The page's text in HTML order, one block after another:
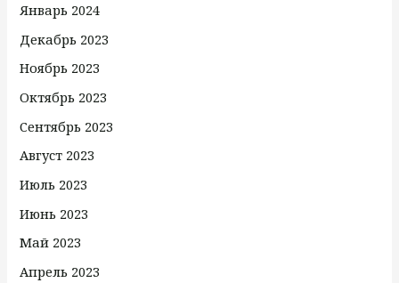
Январь 2024
Декабрь 2023
Ноябрь 2023
Октябрь 2023
Сентябрь 2023
Август 2023
Июль 2023
Июнь 2023
Май 2023
Апрель 2023